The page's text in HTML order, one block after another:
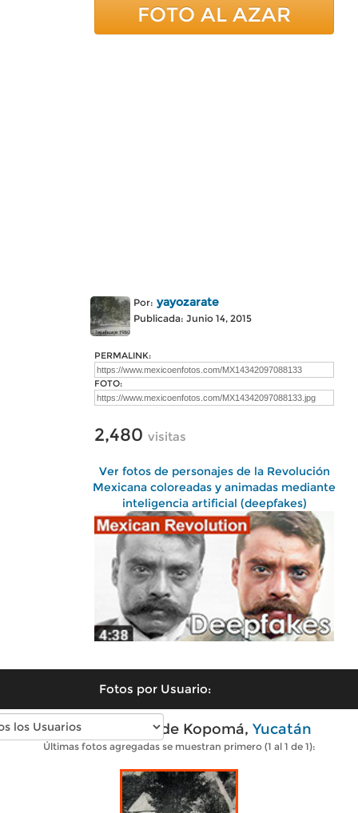
FOTO AL AZAR
Por: yayozarate
Publicada: Junio 14, 2015
PERMALINK:
FOTO:
2,480 visitas
Ver fotos de personajes de la Revolución
Mexicana coloreadas y animadas mediante
inteligencia artificial (deepfakes)
Fotos por Usuario:
Fotos antiguas de Kopomá, Yucatán
Últimas fotos agregadas se muestran primero (1 al 1 de 1):